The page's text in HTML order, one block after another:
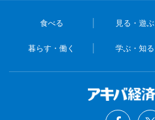
食べる 見る・遊ぶ
暮らす・働く 学ぶ・知る